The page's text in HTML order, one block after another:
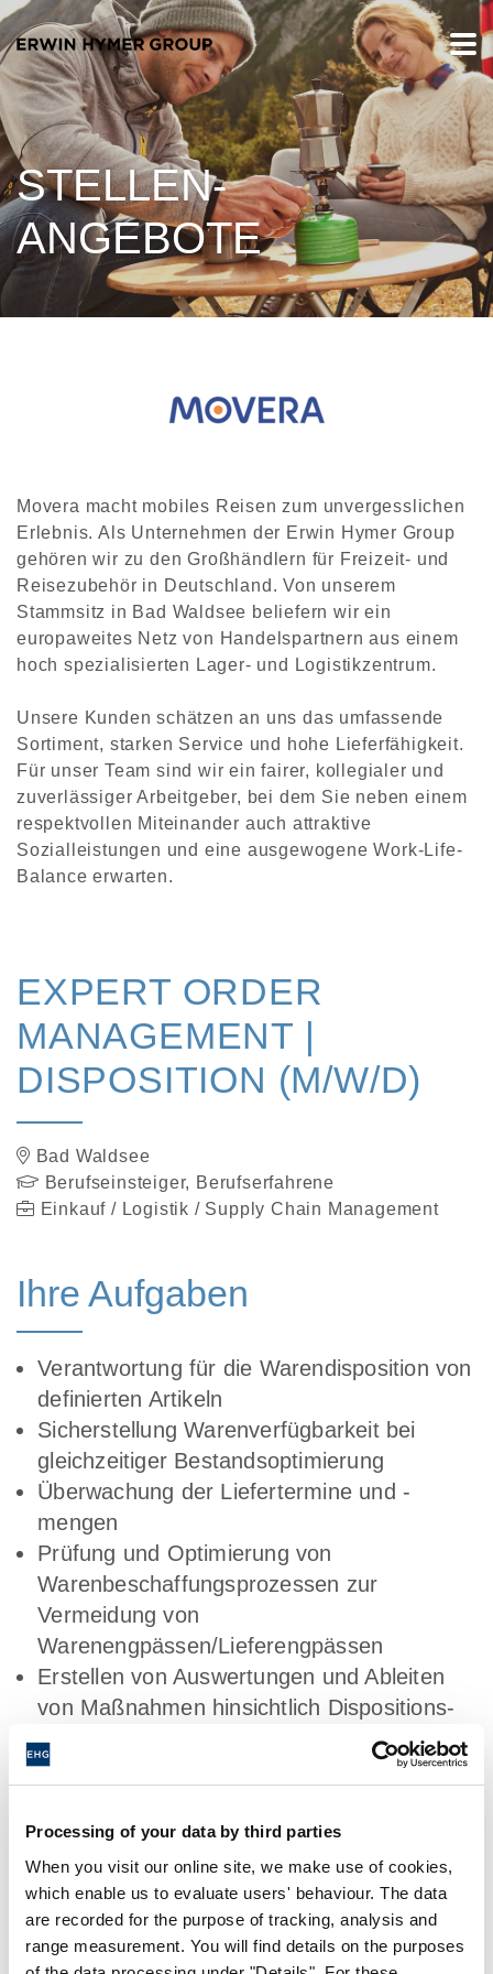
Processing of your data by third parties
When you visit our online site, we make use of cookies,
which enable us to evaluate users' behaviour. The data
are recorded for the purpose of tracking, analysis and
range measurement. You will find details on the purposes
STELLEN-
ANGEBOTE
Movera macht mobiles Reisen zum unvergesslichen
Erlebnis. Als Unternehmen der Erwin Hymer Group
gehören wir zu den Großhändlern für Freizeit- und
Reisezubehör in Deutschland. Von unserem
Stammsitz in Bad Waldsee beliefern wir ein
europaweites Netz von Handelspartnern aus einem
hoch spezialisierten Lager- und Logistikzentrum.
Unsere Kunden schätzen an uns das umfassende
Sortiment, starken Service und hohe Lieferfähigkeit.
Für unser Team sind wir ein fairer, kollegialer und
zuverlässiger Arbeitgeber, bei dem Sie neben einem
respektvollen Miteinander auch attraktive
Sozialleistungen und eine ausgewogene Work-Life-
Balance erwarten.
EXPERT ORDER
MANAGEMENT |
DISPOSITION (M/W/D)
Bad Waldsee
Berufseinsteiger, Berufserfahrene
Einkauf / Logistik / Supply Chain Management
Ihre Aufgaben
Verantwortung für die Warendisposition von
definierten Artikeln
Sicherstellung Warenverfügbarkeit bei
gleichzeitiger Bestandsoptimierung
Überwachung der Liefertermine und -
mengen
Prüfung und Optimierung von
Warenbeschaffungsprozessen zur
Vermeidung von
Warenengpässen/Lieferengpässen
Erstellen von Auswertungen und Ableiten
von Maßnahmen hinsichtlich Dispositions-
und Beschaffungskennzahlen
Importabwicklung
Das bringen Sie mit
Erfolgreich abgeschlossene kaufmännische
Ausbildung oder vergleichbare Qualifikation